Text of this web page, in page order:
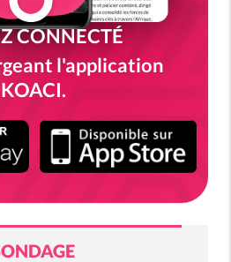
CONNECTÉ
l'application
KOACI.